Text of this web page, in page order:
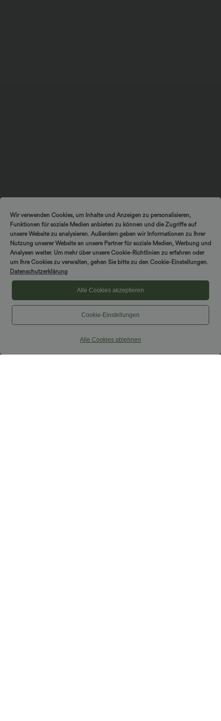
Wir verwenden Cookies, um Inhalte und Anzeigen zu personalisieren,
Funktionen für soziale Medien anbieten zu können und die Zugriffe auf
unsere Website zu analysieren. Außerdem geben wir Informationen zu Ihrer
Nutzung unserer Website an unsere Partner für soziale Medien, Werbung und
Analysen weiter. Um mehr über unsere Cookie-Richtlinien zu erfahren oder
um Ihre Cookies zu verwalten, gehen Sie bitte zu den Cookie-Einstellungen.
Datenschutzerklärung
Alle Cookies akzeptieren
Cookie-Einstellungen
Alle Cookies ablehnen